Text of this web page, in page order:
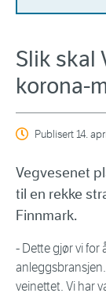
Slik skal
korona-
Publisert14.
Vegvesenet
til en rekke
Finnmark.
- Dette gjør vi for
veinettet. Vi har